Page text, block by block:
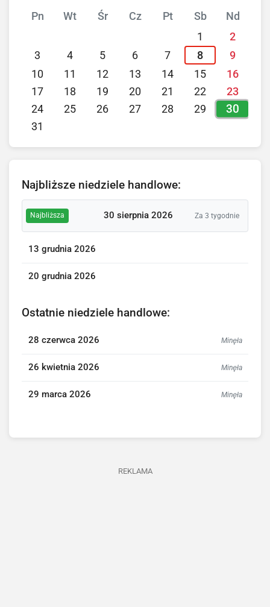
Pn
Wt Śr Cz Pt Sb
Nd
1
2
3
4 5 6 7 8
9
10
11 12 13 14 15
16
17
18 19 20 21 22
23
24
25 26 27 28 29 30
31
Najbliższe niedziele handlowe:
Najbliższa 30 sierpnia 2026 Za 3 tygodnie
13 grudnia 2026
20 grudnia 2026
Ostatnie niedziele handlowe:
28 czerwca 2026 Minęła
26 kwietnia 2026 Minęła
29 marca 2026 Minęła
REKLAMA